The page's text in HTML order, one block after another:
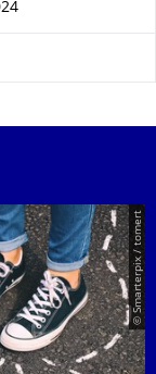
© Smarterpix / tomert